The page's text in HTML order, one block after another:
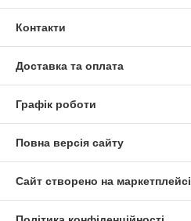
Контакти
Доставка та оплата
Графік роботи
Повна версія сайту
Сайт створено на маркетплейсі